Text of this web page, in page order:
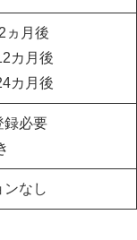
ヵ月後
カ月後
カ月後
録必要
ンなし